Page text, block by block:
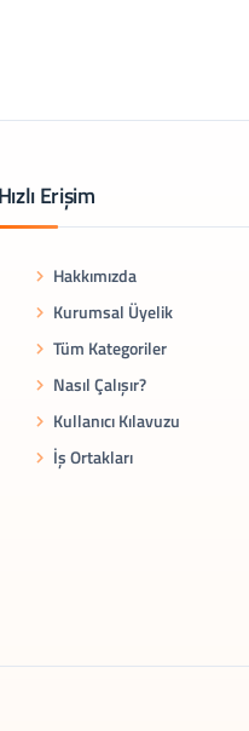
Hızlı Erişim
Hakkımızda
Kurumsal Üyelik
Tüm Kategoriler
Nasıl Çalışır?
Kullanıcı Kılavuzu
İş Ortakları